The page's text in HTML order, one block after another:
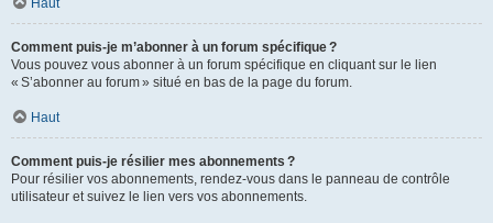
Haut
Comment puis-je m’abonner à un forum spécifique ?
Vous pouvez vous abonner à un forum spécifique en cliquant sur le lien
« S’abonner au forum » situé en bas de la page du forum.
Haut
Comment puis-je résilier mes abonnements ?
Pour résilier vos abonnements, rendez-vous dans le panneau de contrôle
utilisateur et suivez le lien vers vos abonnements.